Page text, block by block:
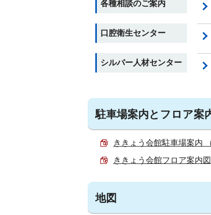
各種相談のご案内
口腔衛生センター
シルバー人材センター
駐車場案内とフロア案
ききょう会館駐車場案内
ききょう会館フロア案内
地図